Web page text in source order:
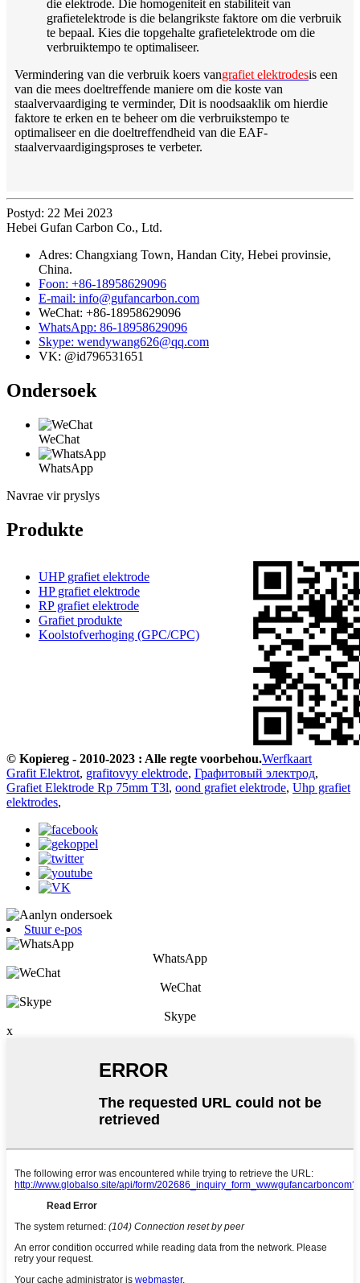
die elektrode. Die homogeniteit en stabiliteit van
grafietelektrode is die belangrikste faktore om die verbruik
te bepaal. Kies die topgehalte grafietelektrode om die
verbruiktempo te optimaliseer.
Vermindering van die verbruik koers vangrafiet elektrodesis een
van die mees doeltreffende maniere om die koste van
staalvervaardiging te verminder, Dit is noodsaaklik om hierdie
faktore te erken en te beheer om die verbruikstempo te
optimaliseer en die doeltreffendheid van die EAF-
staalvervaardigingsproses te verbeter.
Postyd: 22 Mei 2023
Hebei Gufan Carbon Co., Ltd.
Adres: Changxiang Town, Handan City, Hebei provinsie,
China.
Foon: +86-18958629096
E-mail: info@gufancarbon.com
WeChat: +86-18958629096
WhatsApp: 86-18958629096
Skype: wendywang626@qq.com
VK: @id796531651
Ondersoek
WeChat
WhatsApp
Navrae vir pryslys
Produkte
UHP grafiet elektrode
HP grafiet elektrode
RP grafiet elektrode
Grafiet produkte
Koolstofverhoging (GPC/CPC)
© Kopiereg - 2010-2023 : Alle regte voorbehou.Werfkaart
Grafit Elektrot, grafitovyy elektrode, Графитовый электрод,
Grafiet Elektrode Rp 75mm T3l, oond grafiet elektrode, Uhp grafiet
elektrodes,
Stuur e-pos
WhatsApp
WeChat
Skype
x